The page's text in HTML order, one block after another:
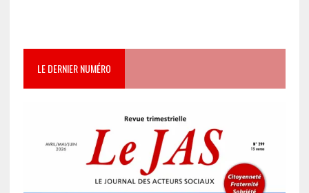
LE DERNIER NUMÉRO